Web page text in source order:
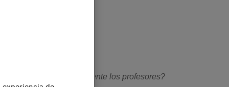
¿Cómo son realmente los profesores?